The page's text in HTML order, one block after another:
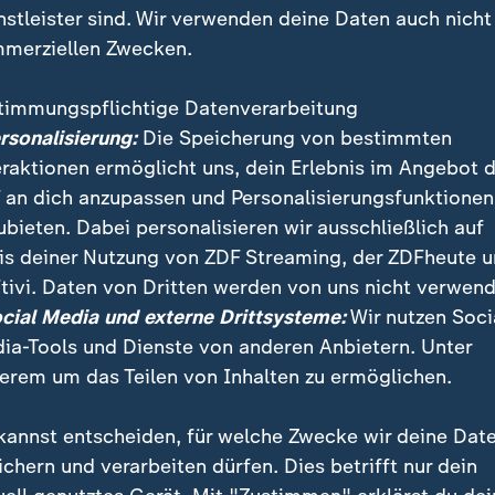
die autoritäre Staatsführung in Iran sind weiter
die schwache wirtschaftliche Lage und
sind. Wir verwenden deine Daten auch nicht
Zwecken.
Datenverarbeitung
Die Speicherung von bestimmten
ermöglicht uns, dein Erlebnis im Angebot
an dich anzupassen und Personalisierungsfunktionen
Dabei personalisieren wir ausschließlich auf
deiner Nutzung von ZDF Streaming, der ZDFheute
Daten von Dritten werden von uns nicht
Media und externe Drittsysteme:Wir nutzen
Tools und Dienste von anderen Anbietern. Unter
um das Teilen von Inhalten zu ermöglichen.
entscheiden, für welche Zwecke wir deine
und verarbeiten dürfen. Dies betrifft nur dein